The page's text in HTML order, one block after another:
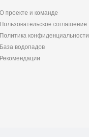
О проекте и команде
Пользовательское соглашение
Политика конфиденциальности
База водопадов
Рекомендации